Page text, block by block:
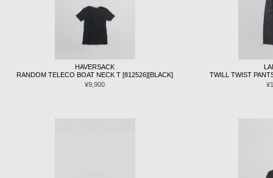
HAVERSACK
RANDOM TELECO BOAT NECK T [812526][BLACK]
¥9,900
TWILL TWIST